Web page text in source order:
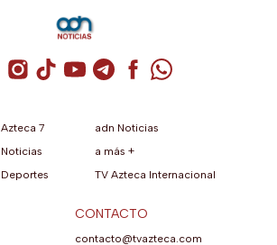
Cuenta de X / Twitter (se abre en una
Cuenta de Instagram (se abre en una
Cuenta de TikTok (se abre en
Cuenta de YouTube (se abre
Cuenta de Telegram (se
Cuenta de
Cuenta de
Azteca 7
Noticias
Deportes
adn Noticias
a más +
TV Azteca Internacional
CONTACTO
contacto@tvazteca.com